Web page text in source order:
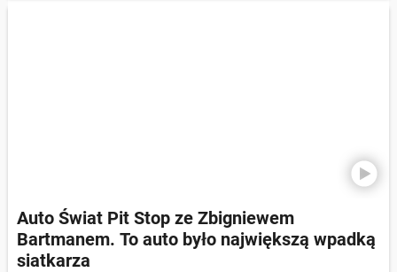
Auto Świat Pit Stop ze Zbigniewem
Bartmanem. To auto było największą wpadką
siatkarza